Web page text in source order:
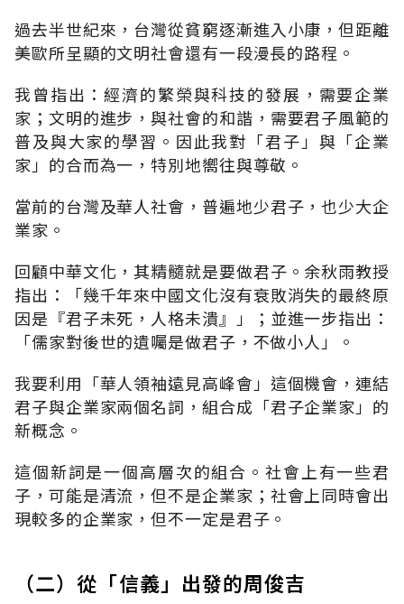
過去半世紀來，台灣從貧窮逐漸進入小康，但距離
美歐所呈顯的文明社會還有一段漫長的路程。
我曾指出：經濟的繁榮與科技的發展，需要企業
家；文明的進步，與社會的和諧，需要君子風範的
普及與大家的學習。因此我對「君子」與「企業
家」的合而為一，特別地嚮往與尊敬。
當前的台灣及華人社會，普遍地少君子，也少大企
業家。
回顧中華文化，其精髓就是要做君子。余秋雨教授
指出：「幾千年來中國文化沒有衰敗消失的最終原
因是『君子未死，人格未潰』」；並進一步指出：
「儒家對後世的遺囑是做君子，不做小人」。
我要利用「華人領袖遠見高峰會」這個機會，連結
君子與企業家兩個名詞，組合成「君子企業家」的
新概念。
這個新詞是一個高層次的組合。社會上有一些君
子，可能是清流，但不是企業家；社會上同時會出
現較多的企業家，但不一定是君子。
（二）從「信義」出發的周俊吉